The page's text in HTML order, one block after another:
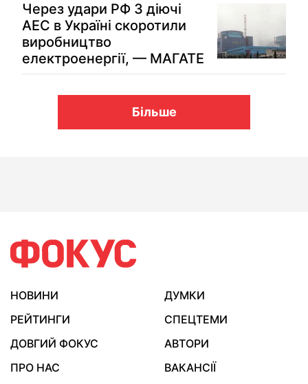
Через удари РФ 3 діючі
АЕС в Україні скоротили
виробництво
електроенергії, — МАГАТЕ
Більше
НОВИНИ
ДУМКИ
РЕЙТИНГИ
СПЕЦТЕМИ
ДОВГИЙ ФОКУС
АВТОРИ
ПРО НАС
ВАКАНСІЇ